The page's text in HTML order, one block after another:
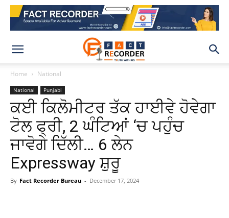
Home National
National Punjabi
ਕਈ ਕਿਲੋਮੀਟਰ ਤੱਕ ਹਾਈਵੇ ਹੋਵੇਗਾ
ਟੋਲ ਫ੍ਰੀ, 2 ਘੰਟਿਆਂ ‘ਚ ਪਹੁੰਚ
ਜਾਵੋਗੇ ਦਿੱਲੀ… 6 ਲੇਨ
Expressway ਸ਼ੁਰੂ
By Fact Recorder Bureau - December 17, 2024